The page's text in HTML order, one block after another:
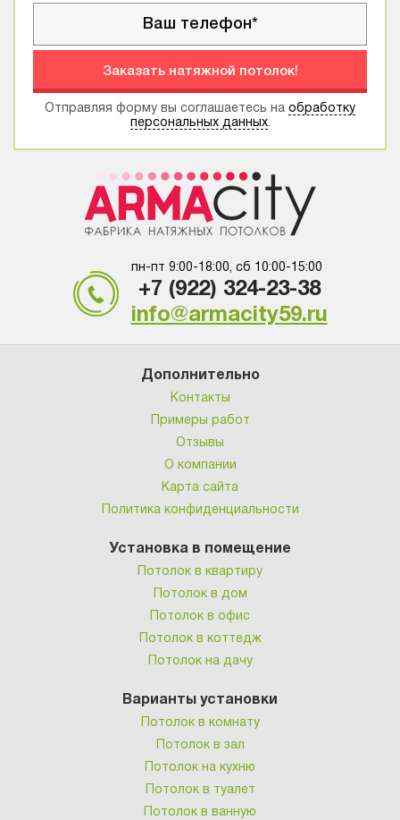
Заказать натяжной потолок!
Отправляя форму вы соглашаетесь на обработку
персональных данных.
пн-пт 9:00-18:00, сб 10:00-15:00
+7 (922) 324-23-38
info@armacity59.ru
Дополнительно
Контакты
Примеры работ
Отзывы
О компании
Карта сайта
Политика конфиденциальности
Установка в помещение
Потолок в квартиру
Потолок в дом
Потолок в офис
Потолок в коттедж
Потолок на дачу
Варианты установки
Потолок в комнату
Потолок в зал
Потолок на кухню
Потолок в туалет
Потолок в ванную